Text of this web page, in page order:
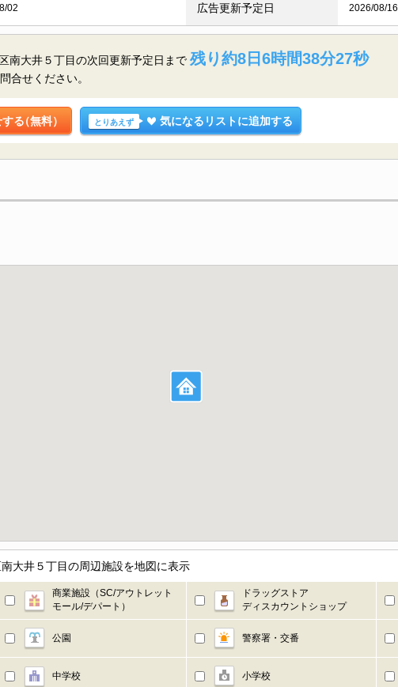
02 広告更新予定日 2026/08/16
南大井５丁目の次回更新予定日まで 残り約8日6時間38分26秒
合せください。
る（無料） とりあえず 気になるリストに追加する
大井５丁目の周辺施設を地図に表示
商業施設（SC/アウトレット
モール/デパート）
ドラッグストア
ディスカウントショップ
公園 警察署・交番
中学校 小学校